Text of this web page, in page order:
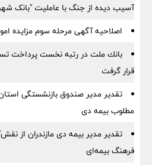
آسیب دیده از جنگ با عاملیت "بانک
اصلاحیه آگهی مرحله سوم مزایده
بانك ملت در رتبه نخست پرداخت
قرار گرفت
تقدیر مدیر صندوق بازنشستگی
مطلوب بیمه دی
تقدیر مدیر بیمه دی مازندران از
فرهنگ بیمه‌ای